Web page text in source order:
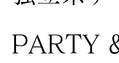
PARTY